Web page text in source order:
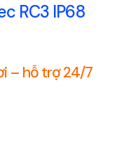
RC3 IP68
– hỗ trợ 24/7